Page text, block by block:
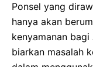
Ponsel yang
hanya akan
kenyamanan
biarkan masalah